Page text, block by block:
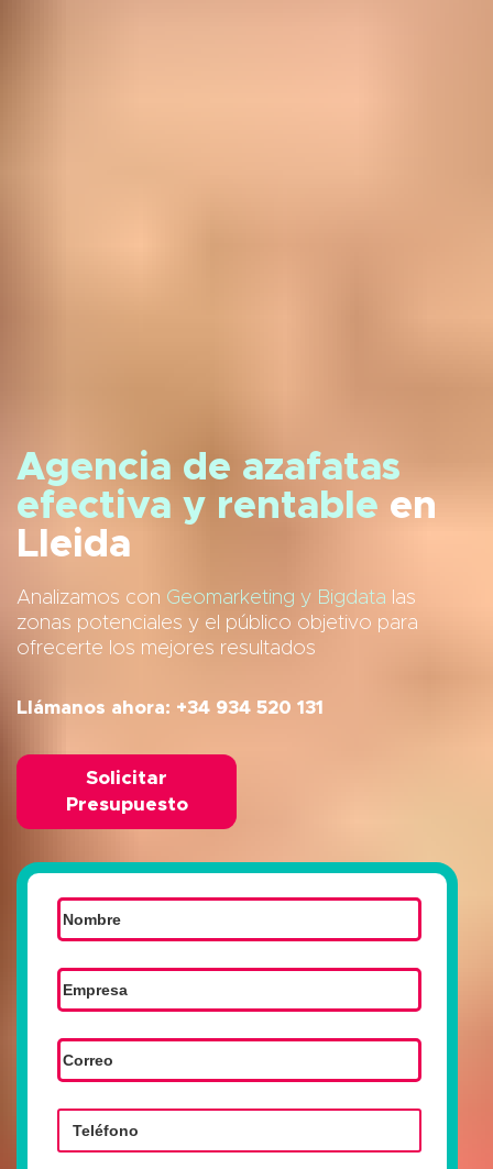
Agencia de azafatas
efectiva y rentable en
Lleida
Analizamos con Geomarketing y Bigdata las
zonas potenciales y el público objetivo para
ofrecerte los mejores resultados
Llámanos ahora: +34 934 520 131
Solicitar
Presupuesto